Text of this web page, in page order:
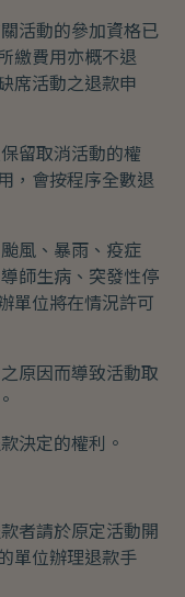
活動的參加資格已
繳費用亦概不退
席活動之退款申
留取消活動的權
，會按程序全數退
風、暴雨、疫症
師生病、突發性停
單位將在情況許可
原因而導致活動取
決定的權利。
者請於原定活動開
單位辦理退款手